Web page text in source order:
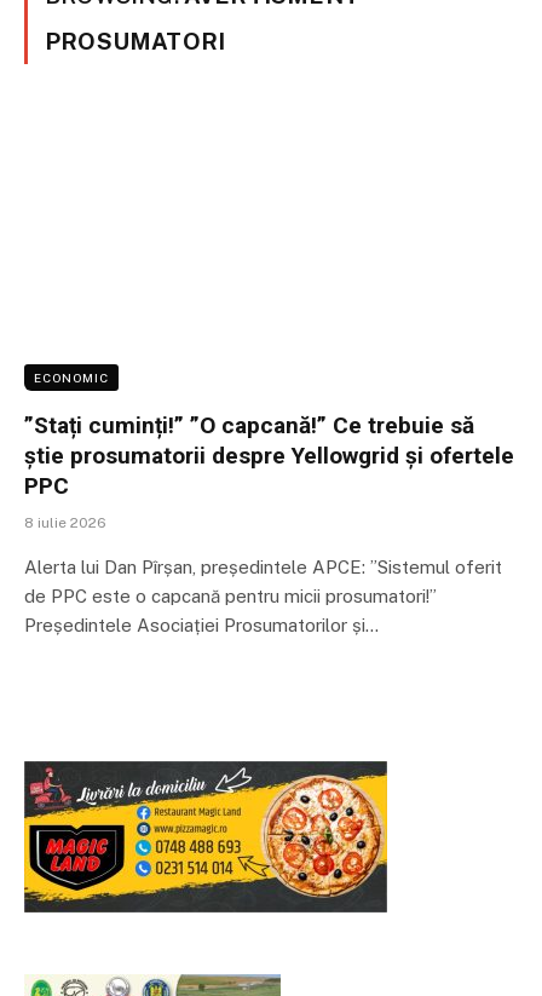
PROSUMATORI
ECONOMIC
”Stați cuminți!” ”O capcană!” Ce trebuie să
știe prosumatorii despre Yellowgrid și ofertele
PPC
8 iulie 2026
Alerta lui Dan Pîrșan, președintele APCE: ”Sistemul oferit
de PPC este o capcană pentru micii prosumatori!”
Președintele Asociației Prosumatorilor și…